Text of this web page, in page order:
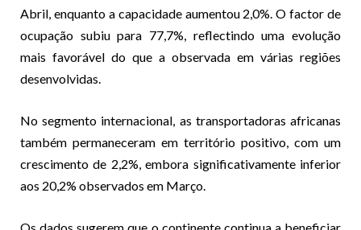
Abril, enquanto a capacidade aumentou 2,0%. O factor de
ocupação subiu para 77,7%, reflectindo uma evolução
mais favorável do que a observada em várias regiões
desenvolvidas.
No segmento internacional, as transportadoras africanas
também permaneceram em território positivo, com um
crescimento de 2,2%, embora significativamente inferior
aos 20,2% observados em Março.